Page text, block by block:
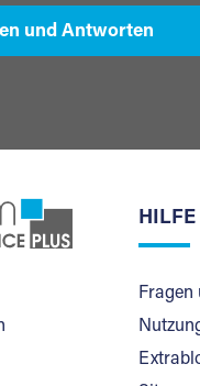
und Antworten
HILFE